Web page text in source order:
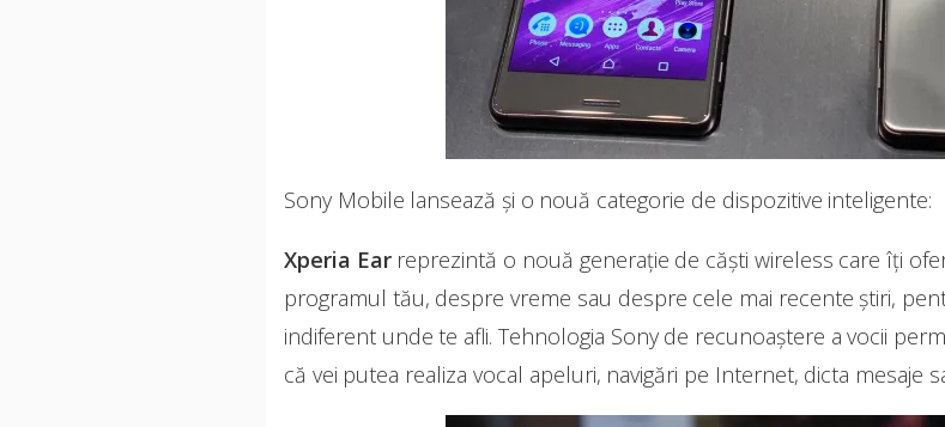
Sony Mobile lansează și o nouă categorie de dispozitive inteligente:
Xperia Earreprezintă o nouă generație de căști wireless care îți
programul tău, despre vreme sau despre cele mai recente știri,
indiferent unde te afli. Tehnologia Sony de recunoaștere a vocii
că vei putea realiza vocal apeluri, navigări pe Internet, dicta mesaje